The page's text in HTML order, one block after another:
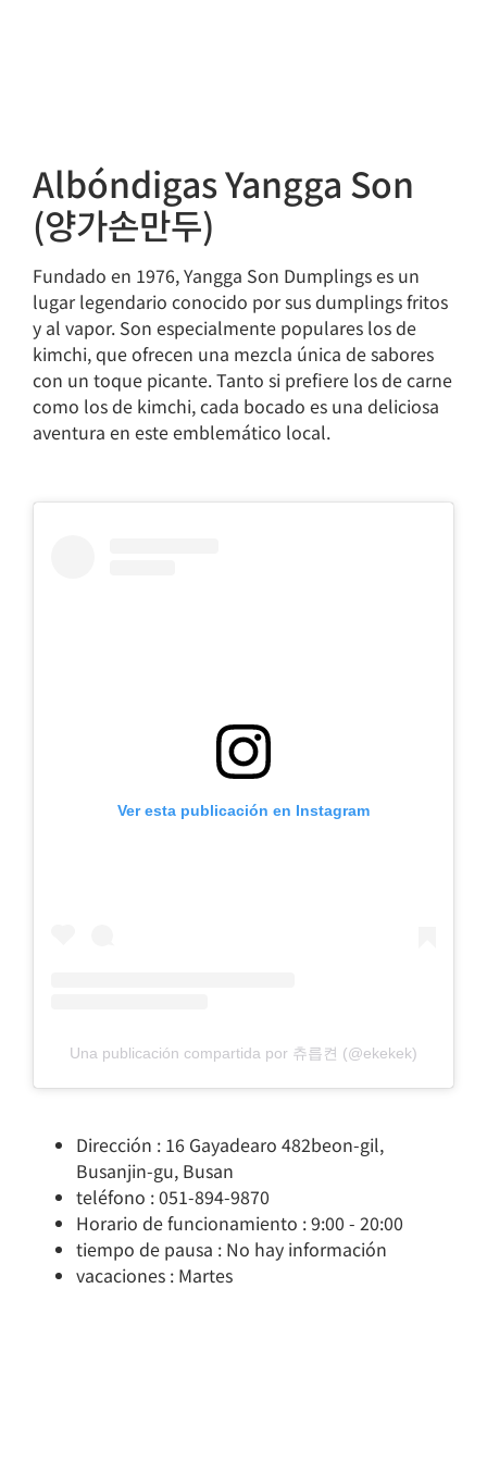
Albóndigas Yangga Son
(양가손만두)
Fundado en 1976, Yangga Son Dumplings es un
lugar legendario conocido por sus dumplings fritos
y al vapor. Son especialmente populares los de
kimchi, que ofrecen una mezcla única de sabores
con un toque picante. Tanto si prefiere los de carne
como los de kimchi, cada bocado es una deliciosa
aventura en este emblemático local.
Ver esta publicación en Instagram
Una publicación compartida por 츄릅켠 (@ekekek)
Dirección : 16 Gayadearo 482beon-gil,
Busanjin-gu, Busan
teléfono : 051-894-9870
Horario de funcionamiento : 9:00 - 20:00
tiempo de pausa : No hay información
vacaciones : Martes